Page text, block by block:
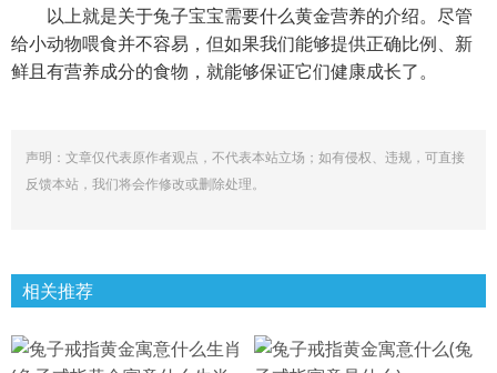
以上就是关于兔子宝宝需要什么黄金营养的介绍。尽管
给小动物喂食并不容易，但如果我们能够提供正确比例、新
鲜且有营养成分的食物，就能够保证它们健康成长了。
声明：文章仅代表原作者观点，不代表本站立场；如有侵权、违规，可直接
反馈本站，我们将会作修改或删除处理。
相关推荐